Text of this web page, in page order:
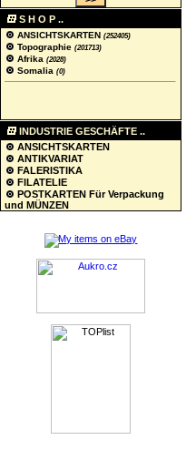
S H O P ..
ANSICHTSKARTEN (252405)
Topographie (201713)
Afrika (2028)
Somalia (0)
INDUSTRIE GESCHÄFTE ..
ANSICHTSKARTEN
ANTIKVARIAT
FALERISTIKA
FILATELIE
POSTKARTEN Für Verpackung
und MÜNZEN